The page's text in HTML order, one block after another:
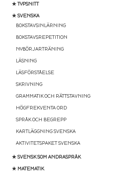
★ TYPSNITT
★ SVENSKA
BOKSTAVSINLÄRNING
BOKSTAVSREPETITION
NYBÖRJARTRÄNING
LÄSNING
LÄSFÖRSTÅELSE
SKRIVNING
GRAMMATIK OCH RÄTTSTAVNING
HÖGFREKVENTA ORD
SPRÅK OCH BEGREPP
KARTLÄGGNING SVENSKA
AKTIVITETSPAKET SVENSKA
★ SVENSK SOM ANDRASPRÅK
★ MATEMATIK